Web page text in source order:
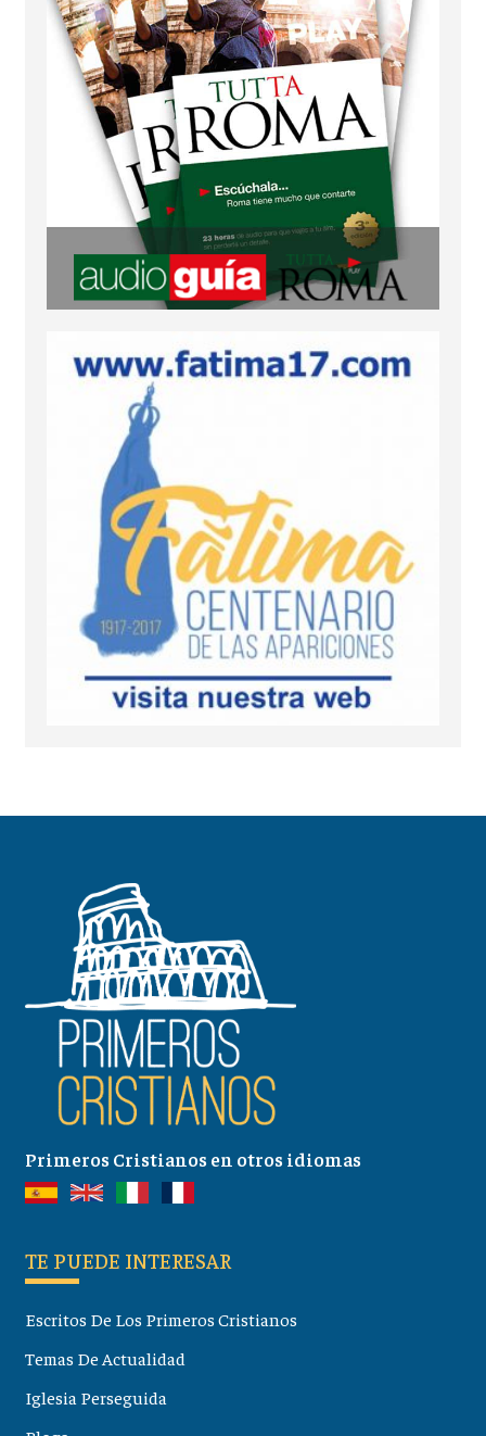
Primeros Cristianos en otros idiomas
TE PUEDE INTERESAR
Escritos De Los Primeros Cristianos
Temas De Actualidad
Iglesia Perseguida